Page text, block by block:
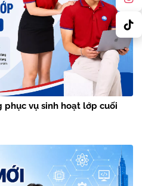
phục vụ sinh hoạt lớp cuối